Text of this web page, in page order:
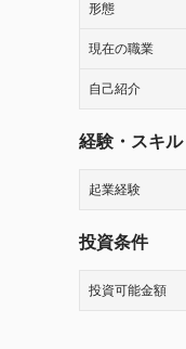
形態
現在の職業
自己紹介
経験・スキル
起業経験
投資条件
投資可能金額